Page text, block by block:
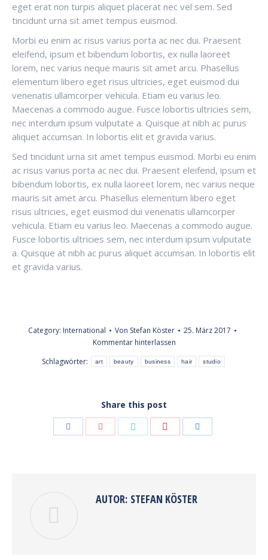
eget erat non turpis aliquet placerat nec vel sem. Sed
tincidunt urna sit amet tempus euismod.
Morbi eu enim ac risus varius porta ac nec dui. Praesent
eleifend, ipsum et bibendum lobortis, ex nulla laoreet
lorem, nec varius neque mauris sit amet arcu. Phasellus
elementum libero eget risus ultricies, eget euismod dui
venenatis ullamcorper vehicula. Etiam eu varius leo.
Maecenas a commodo augue. Fusce lobortis ultricies sem,
nec interdum ipsum vulputate a. Quisque at nibh ac purus
aliquet accumsan. In lobortis elit et gravida varius.
Sed tincidunt urna sit amet tempus euismod. Morbi eu enim
ac risus varius porta ac nec dui. Praesent eleifend, ipsum et
bibendum lobortis, ex nulla laoreet lorem, nec varius neque
mauris sit amet arcu. Phasellus elementum libero eget
risus ultricies, eget euismod dui venenatis ullamcorper
vehicula. Etiam eu varius leo. Maecenas a commodo augue.
Fusce lobortis ultricies sem, nec interdum ipsum vulputate
a. Quisque at nibh ac purus aliquet accumsan. In lobortis elit
et gravida varius.
Category: International Von Stefan Köster
25. März 2017
Kommentar hinterlassen
Schlagwörter:
art beauty business hair studio
Share this post
AUTOR: STEFAN KÖSTER